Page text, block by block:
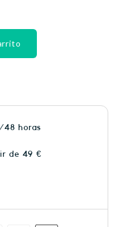
48 horas
de 49 €